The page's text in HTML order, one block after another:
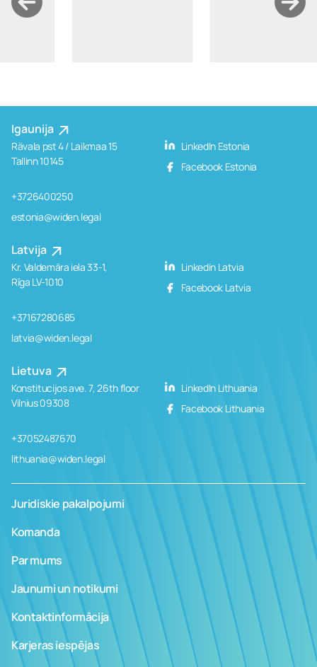
Igaunija
Rävala pst 4 / Laikmaa 15
Tallinn 10145
+3726400250
estonia@widen.legal
LinkedIn Estonia
Facebook Estonia
Latvija
Kr. Valdemāra iela 33-1,
Rīga LV-1010
+37167280685
latvia@widen.legal
Linkedin Latvia
Facebook Latvia
Lietuva
Konstitucijos ave. 7, 26th floor
Vilnius 09308
+37052487670
lithuania@widen.legal
LinkedIn Lithuania
Facebook Lithuania
Juridiskie pakalpojumi
Komanda
Par mums
Jaunumi un notikumi
Kontaktinformācija
Karjeras iespējas